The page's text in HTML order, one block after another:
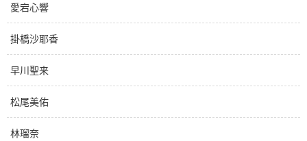
愛宕心響
掛橋沙耶香
早川聖来
松尾美佑
林瑠奈